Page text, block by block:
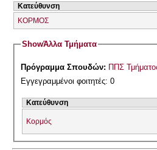
Κατεύθυνση
ΚΟΡΜΟΣ
ShowΆλλα Τμήματα
Πρόγραμμα Σπουδών: ΠΠΣ
Εγγεγραμμένοι φοιτητές: 0
Κατεύθυνση
Κορμός